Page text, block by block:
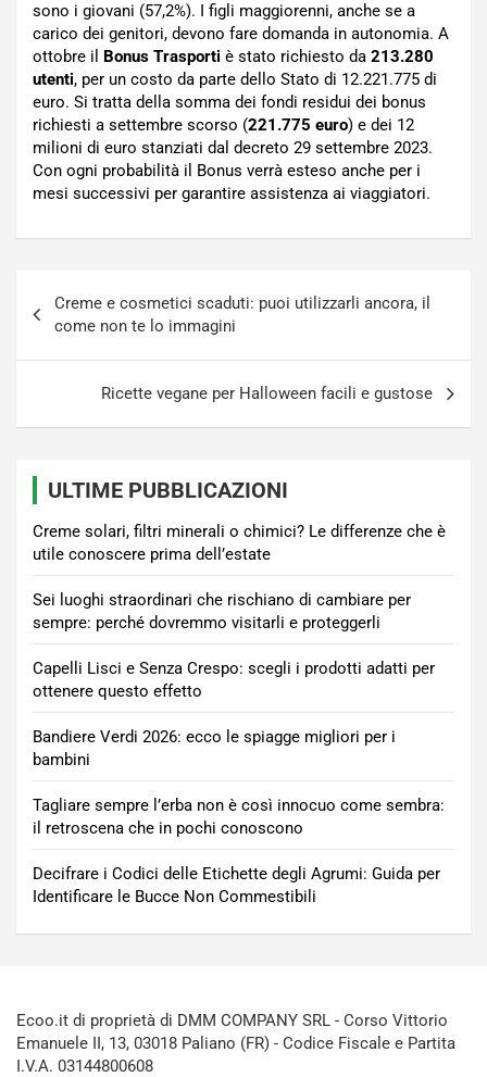
sono i giovani (57,2%). I figli maggiorenni, anche se a
carico dei genitori, devono fare domanda in autonomia. A
ottobre il
Bonus Trasporti è stato richiesto da 213.280
utenti, per un costo da parte dello Stato di 12.221.775 di
euro. Si tratta della somma dei fondi residui dei bonus
richiesti a settembre scorso (221.775 euro) e dei 12
milioni di euro stanziati dal decreto 29 settembre 2023.
Con ogni probabilità il Bonus verrà esteso anche per i
mesi successivi per garantire assistenza ai viaggiatori.
articoli
Creme e cosmetici scaduti: puoi utilizzarli ancora, il
come non te lo immagini
Ricette vegane per Halloween facili e gustose
ULTIME PUBBLICAZIONI
Creme solari, filtri minerali o chimici? Le differenze che è
utile conoscere prima dell’estate
Sei luoghi straordinari che rischiano di cambiare per
sempre: perché dovremmo visitarli e proteggerli
Capelli Lisci e Senza Crespo: scegli i prodotti adatti per
ottenere questo effetto
Bandiere Verdi 2026: ecco le spiagge migliori per i
bambini
Tagliare sempre l’erba non è così innocuo come sembra:
il retroscena che in pochi conoscono
Decifrare i Codici delle Etichette degli Agrumi: Guida per
Identificare le Bucce Non Commestibili
Ecoo.it di proprietà di DMM COMPANY SRL - Corso Vittorio
Emanuele II, 13, 03018 Paliano (FR) - Codice Fiscale e Partita
I.V.A. 03144800608